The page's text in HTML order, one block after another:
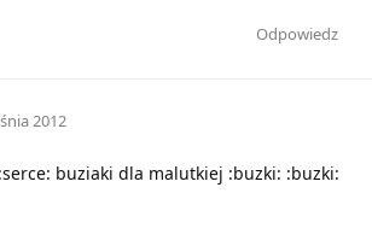
Odpowiedz
2012
buziaki dla malutkiej :buzki: :buzki: